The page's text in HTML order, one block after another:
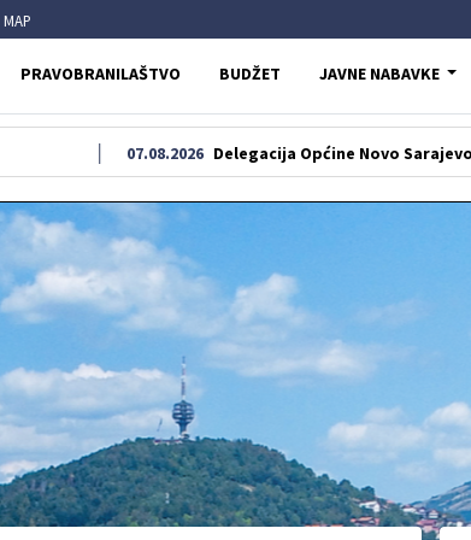
MAP
PRAVOBRANILAŠTVO BUDŽET JAVNE NABAVKE
Delegacija Općine Novo Sarajevo odala